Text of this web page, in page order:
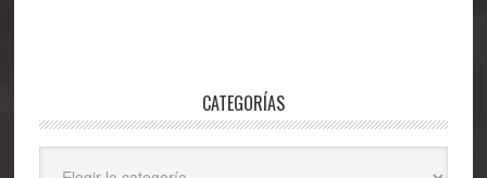
CATEGORÍAS